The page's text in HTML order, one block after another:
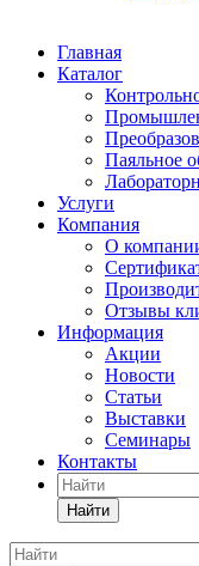
Главная
Каталог
Паяльное
Услуги
Компания
О
Отзывы
Информация
Акции
Новости
Статьи
Выставки
Семинары
Контакты
Найти